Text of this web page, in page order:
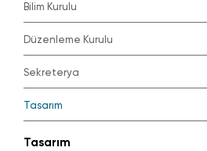
Bilim Kurulu
Düzenleme Kurulu
Sekreterya
Tasarım
Tasarım